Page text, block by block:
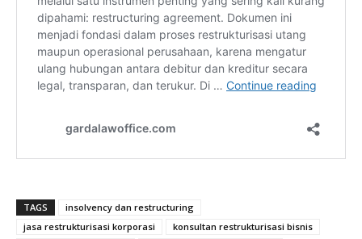
TAGS
insolvency dan restructuring
jasa restrukturisasi korporasi
konsultan restrukturisasi bisnis